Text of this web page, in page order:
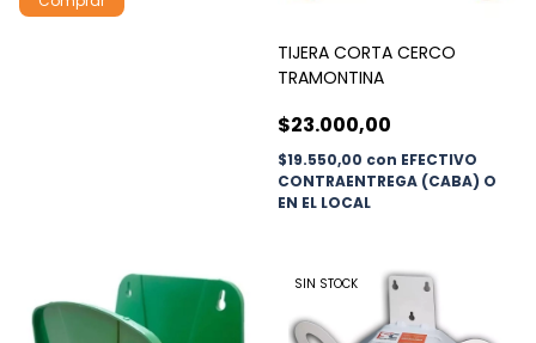
TIJERA CORTA CERCO
TRAMONTINA
$23.000,00
$19.550,00 con EFECTIVO
CONTRAENTREGA (CABA) O
EN EL LOCAL
SIN STOCK